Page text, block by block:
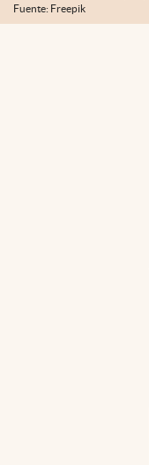
Fuente: Freepik